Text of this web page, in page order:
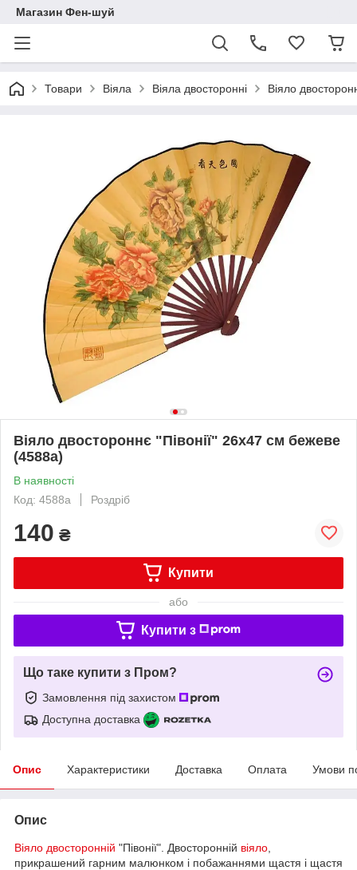
Магазин Фен-шуй
Товари Віяла Віяла двосторонні Віяло
Віяло двостороннє "Півонії" 26х47 см бежеве
(4588a)
В наявності
Код: 4588a
Роздріб
140 ₴
Купити
або
Купити з
Що таке купити з Пром?
Замовлення під захистом
Доступна доставка
Опис Характеристики Доставка Оплата Умови
Опис
Віяло двосторонній "Півонії". Двосторонній віяло
прикрашений гарним малюнком і побажаннями щастя і щастя